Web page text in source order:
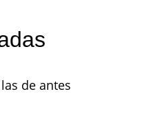
de antes